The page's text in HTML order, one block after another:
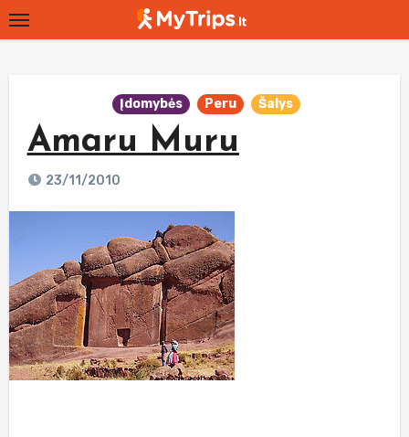
Skip
to
Įdomybės Peru Šalys
Amaru Muru
23/11/2010